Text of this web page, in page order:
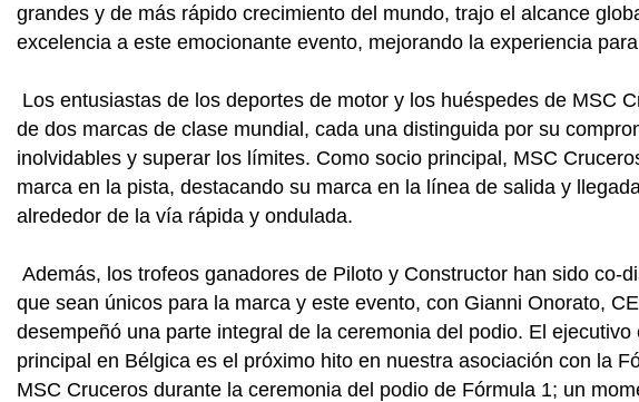
grandes y de más rápido crecimiento del mundo, trajo el alcance
excelencia a este emocionante evento, mejorando la experiencia
Los entusiastas de los deportes de motor y los huéspedes de MSC
de dos marcas de clase mundial, cada una distinguida por su
inolvidables y superar los límites. Como socio principal, MSC
marca en la pista, destacando su marca en la línea de salida y
alrededor de la vía rápida y ondulada.
Además, los trofeos ganadores de Piloto y Constructor han sido co-
que sean únicos para la marca y este evento, con Gianni Onorato,
desempeñó una parte integral de la ceremonia del podio. El
principal en Bélgica es el próximo hito en nuestra asociación con la
MSC Cruceros durante la ceremonia del podio de Fórmula 1; un